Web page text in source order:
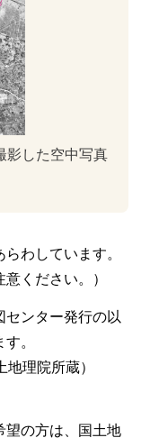
影した空中写真
わしています。
ください。）
センター発行の以
。
地理院所蔵）
望の方は、国土地